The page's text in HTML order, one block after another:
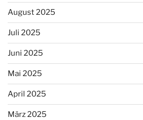
August 2025
Juli 2025
Juni 2025
Mai 2025
April 2025
März 2025